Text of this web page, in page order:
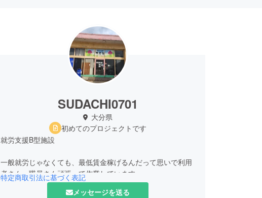
SUDACHI0701
大分県
初めてのプロジェクトです
就労支援B型施設
一般就労じゃなくても、最低賃金稼げるんだって思いで利用
特定商取引法に基づく表記
メッセージを送る